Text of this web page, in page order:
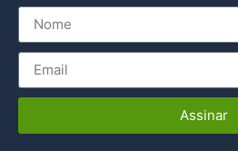
Assinar